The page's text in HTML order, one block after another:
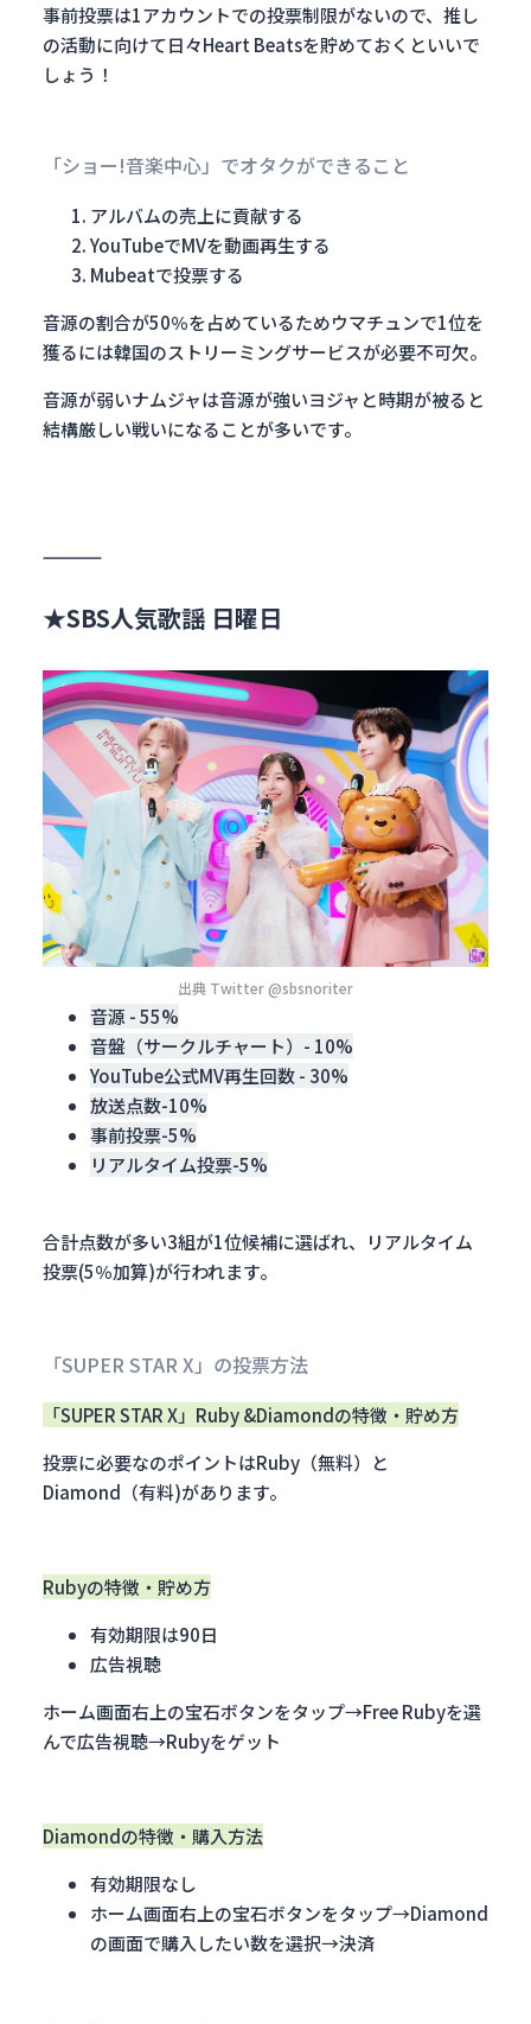
事前投票は1アカウントでの投票制限がないので、推し
の活動に向けて日々Heart Beatsを貯めておくといいで
しょう！
「ショー!音楽中心」でオタクができること
アルバムの売上に貢献する
YouTubeでMVを動画再生する
Mubeatで投票する
音源の割合が50％を占めているためウマチュンで1位を
獲るには韓国のストリーミングサービスが必要不可欠。
音源が弱いナムジャは音源が強いヨジャと時期が被ると
結構厳しい戦いになることが多いです。
★SBS人気歌謡 日曜日
出典 Twitter @sbsnoriter
音源 - 55%
音盤（サークルチャート）- 10%
YouTube公式MV再生回数 - 30%
放送点数-10%
事前投票-5%
リアルタイム投票-5%
合計点数が多い3組が1位候補に選ばれ、リアルタイム
投票(5％加算)が行われます。
「SUPER STAR X」の投票方法
「SUPER STAR X」Ruby &Diamondの特徴・貯め方
投票に必要なのポイントはRuby（無料）と
Diamond（有料)があります。
Rubyの特徴・貯め方
有効期限は90日
広告視聴
ホーム画面右上の宝石ボタンをタップ→Free Rubyを選
んで広告視聴→Rubyをゲット
Diamondの特徴・購入方法
有効期限なし
ホーム画面右上の宝石ボタンをタップ→Diamond
の画面で購入したい数を選択→決済